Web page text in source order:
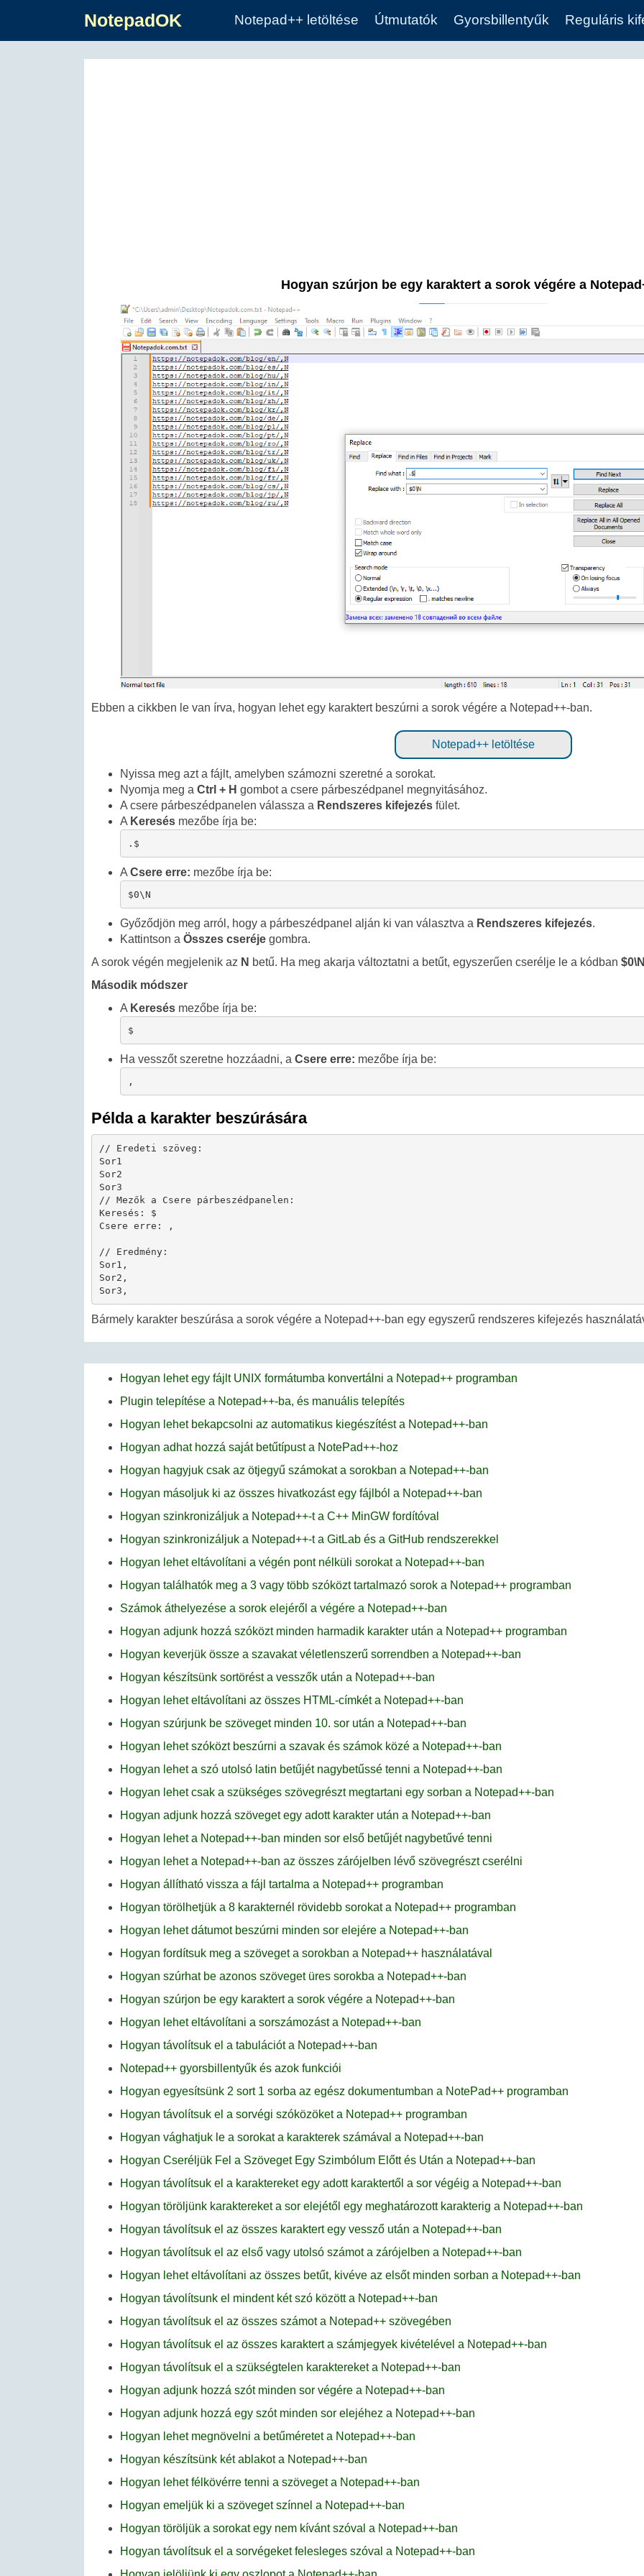
NotepadOK Notepad++ letöltése Útmutatók Gyorsbillentyűk Reguláris
Hogyan szúrjon be egy karaktert a sorok végére a
Ebben a cikkben le van írva, hogyan lehet egy karaktert beszúrni a sorok végére a Notepad++-ban.
Notepad++ letöltése
Nyissa meg azt a fájlt, amelyben számozni szeretné a sorokat.
Nyomja meg a Ctrl + H gombot a csere párbeszédpanel megnyitásához.
A csere párbeszédpanelen válassza a Rendszeres kifejezés fület.
A Keresés mezőbe írja be:
.$
A Csere erre: mezőbe írja be:
$0\N
Győződjön meg arról, hogy a párbeszédpanel alján ki van választva a Rendszeres kifejezés.
Kattintson a Összes cseréje gombra.
A sorok végén megjelenik az N betű. Ha meg akarja változtatni a betűt, egyszerűen cserélje le a kódban
Második módszer
A Keresés mezőbe írja be:
$
Ha vesszőt szeretne hozzáadni, a Csere erre: mezőbe írja be:
,
Példa a karakter beszúrására
// Eredeti szöveg:
Sor1
Sor2
Sor3
// Mezők a Csere párbeszédpanelen:
Keresés: $
Csere erre: ,
// Eredmény:
Sor1,
Sor2,
Bármely karakter beszúrása a sorok végére a Notepad++-ban egy egyszerű rendszeres kifejezés
Hogyan lehet egy fájlt UNIX formátumba konvertálni a Notepad++ programban
Plugin telepítése a Notepad++-ba, és manuális telepítés
Hogyan lehet bekapcsolni az automatikus kiegészítést a Notepad++-ban
Hogyan adhat hozzá saját betűtípust a NotePad++-hoz
Hogyan hagyjuk csak az ötjegyű számokat a sorokban a Notepad++-ban
Hogyan másoljuk ki az összes hivatkozást egy fájlból a Notepad++-ban
Hogyan szinkronizáljuk a Notepad++-t a C++ MinGW fordítóval
Hogyan szinkronizáljuk a Notepad++-t a GitLab és a GitHub rendszerekkel
Hogyan lehet eltávolítani a végén pont nélküli sorokat a Notepad++-ban
Hogyan találhatók meg a 3 vagy több szóközt tartalmazó sorok a Notepad++ programban
Számok áthelyezése a sorok elejéről a végére a Notepad++-ban
Hogyan adjunk hozzá szóközt minden harmadik karakter után a Notepad++ programban
Hogyan keverjük össze a szavakat véletlenszerű sorrendben a Notepad++-ban
Hogyan készítsünk sortörést a vesszők után a Notepad++-ban
Hogyan lehet eltávolítani az összes HTML-címkét a Notepad++-ban
Hogyan szúrjunk be szöveget minden 10. sor után a Notepad++-ban
Hogyan lehet szóközt beszúrni a szavak és számok közé a Notepad++-ban
Hogyan lehet a szó utolsó latin betűjét nagybetűssé tenni a Notepad++-ban
Hogyan lehet csak a szükséges szövegrészt megtartani egy sorban a Notepad++-ban
Hogyan adjunk hozzá szöveget egy adott karakter után a Notepad++-ban
Hogyan lehet a Notepad++-ban minden sor első betűjét nagybetűvé tenni
Hogyan lehet a Notepad++-ban az összes zárójelben lévő szövegrészt cserélni
Hogyan állítható vissza a fájl tartalma a Notepad++ programban
Hogyan törölhetjük a 8 karakternél rövidebb sorokat a Notepad++ programban
Hogyan lehet dátumot beszúrni minden sor elejére a Notepad++-ban
Hogyan fordítsuk meg a szöveget a sorokban a Notepad++ használatával
Hogyan szúrhat be azonos szöveget üres sorokba a Notepad++-ban
Hogyan szúrjon be egy karaktert a sorok végére a Notepad++-ban
Hogyan lehet eltávolítani a sorszámozást a Notepad++-ban
Hogyan távolítsuk el a tabulációt a Notepad++-ban
Notepad++ gyorsbillentyűk és azok funkciói
Hogyan egyesítsünk 2 sort 1 sorba az egész dokumentumban a NotePad++ programban
Hogyan távolítsuk el a sorvégi szóközöket a Notepad++ programban
Hogyan vághatjuk le a sorokat a karakterek számával a Notepad++-ban
Hogyan Cseréljük Fel a Szöveget Egy Szimbólum Előtt és Után a Notepad++-ban
Hogyan távolítsuk el a karaktereket egy adott karaktertől a sor végéig a Notepad++-ban
Hogyan töröljünk karaktereket a sor elejétől egy meghatározott karakterig a Notepad++-ban
Hogyan távolítsuk el az összes karaktert egy vessző után a Notepad++-ban
Hogyan távolítsuk el az első vagy utolsó számot a zárójelben a Notepad++-ban
Hogyan lehet eltávolítani az összes betűt, kivéve az elsőt minden sorban a Notepad++-ban
Hogyan távolítsunk el mindent két szó között a Notepad++-ban
Hogyan távolítsuk el az összes számot a Notepad++ szövegében
Hogyan távolítsuk el az összes karaktert a számjegyek kivételével a Notepad++-ban
Hogyan távolítsuk el a szükségtelen karaktereket a Notepad++-ban
Hogyan adjunk hozzá szót minden sor végére a Notepad++-ban
Hogyan adjunk hozzá egy szót minden sor elejéhez a Notepad++-ban
Hogyan lehet megnövelni a betűméretet a Notepad++-ban
Hogyan készítsünk két ablakot a Notepad++-ban
Hogyan lehet félkövérre tenni a szöveget a Notepad++-ban
Hogyan emeljük ki a szöveget színnel a Notepad++-ban
Hogyan töröljük a sorokat egy nem kívánt szóval a Notepad++-ban
Hogyan távolítsuk el a sorvégeket felesleges szóval a Notepad++-ban